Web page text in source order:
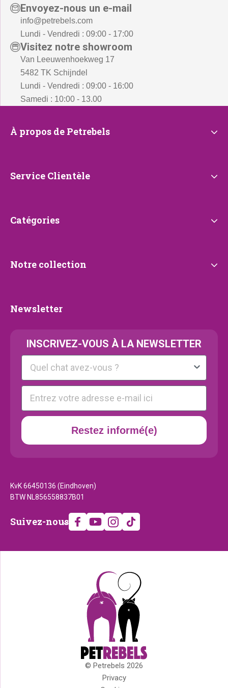
Envoyez-nous un e-mail
info@petrebels.com
Lundi - Vendredi : 09:00 - 17:00
Visitez notre showroom
Van Leeuwenhoekweg 17
5482 TK Schijndel
Lundi - Vendredi : 09:00 - 16:00
Samedi : 10:00 - 13.00
À
Petrebels
À propos de Petrebels
Service
Service Clientèle
Catégories
Catégories
Notre
Notre collection
Newsletter
Newsletter
INSCRIVEZ-VOUS À LA NEWSLETTER
Kattenras
E-mail
Restez informé(e)
KvK 66450136 (Eindhoven)
BTW NL856558837B01
Suivez-
Suivez-nous
© Petrebels 2026
DroitsPrivacy